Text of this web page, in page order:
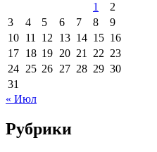
1
2
3
4 5 6 7 8
9
10 11 12 13 14 15 16
17 18 19 20 21 22 23
24 25 26 27 28 29 30
31
« Июл
Рубрики